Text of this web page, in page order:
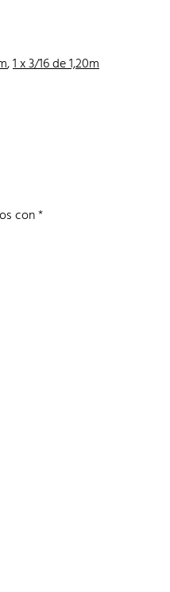
,1 x 3/16 de 1,20m
con*